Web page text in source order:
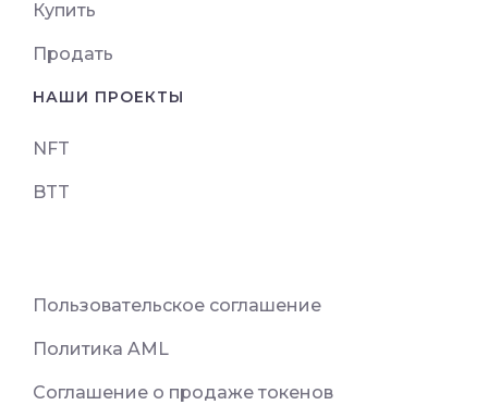
Купить
Продать
НАШИ ПРОЕКТЫ
NFT
BTT
Пользовательское соглашение
Политика AML
Соглашение о продаже токенов